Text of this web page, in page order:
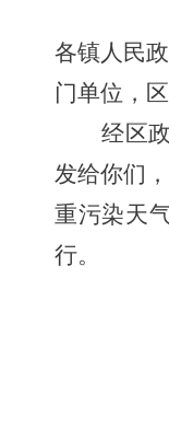
各镇人民
门单位 ，
经区
发给你们
重污染天
行。